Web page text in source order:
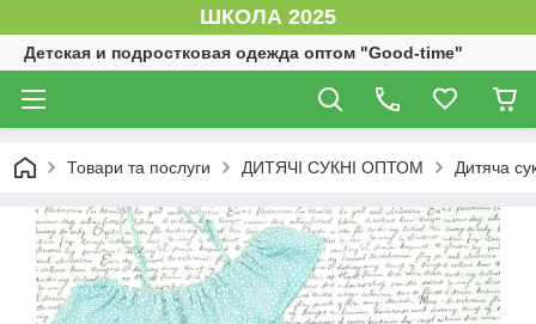
ШКОЛА 2025
Детская и подростковая одежда оптом "Good-time"
Товари та послуги ДИТЯЧІ СУКНІ ОПТОМ Дитяча